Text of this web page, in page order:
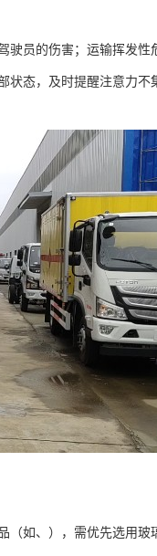
员的伤害；运输挥发性
状态，及时提醒注意力
如、），需优先选用玻